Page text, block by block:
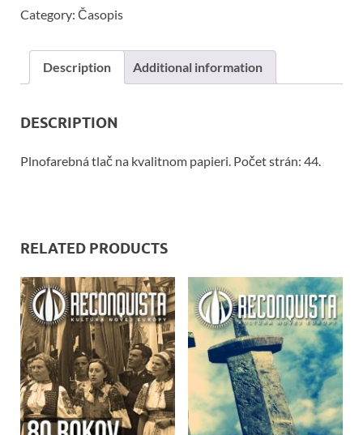
Category: Časopis
Description Additional information
DESCRIPTION
Plnofarebná tlač na kvalitnom papieri. Počet strán: 44.
RELATED PRODUCTS